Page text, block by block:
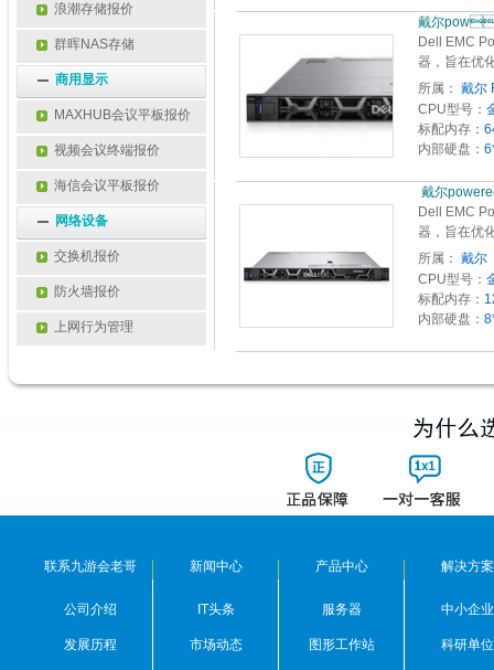
浪潮存储报价
群晖NAS存储
商用显示
MAXHUB会议平板报价
视频会议终端报价
海信会议平板报价
网络设备
交换机报价
防火墙报价
上网行为管理
戴尔
Dell EMC
器，旨在优
所属： 戴
CPU型号：
标配内存：
内部硬盘：
 戴尔
Dell EMC
器，旨在优
所属： 戴尔
CPU型号：
标配内存：
内部硬盘：
联系九游会老哥
公司介绍
发展历程
新闻中心
IT头条
市场动态
产品中心
服务器
图形工作站
解决方案
中小企业
科研单位